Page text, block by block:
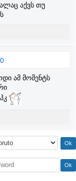
აქვს თუ
ამ მომენტს